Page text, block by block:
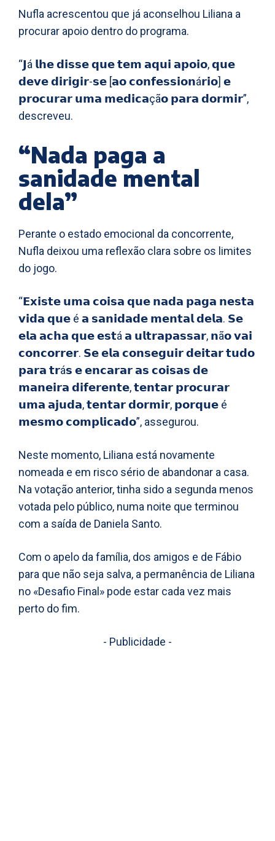
Nufla acrescentou que já aconselhou Liliana a
procurar apoio dentro do programa.
“𝗝á 𝗹𝗵𝗲 𝗱𝗶𝘀𝘀𝗲 𝗾𝘂𝗲 𝘁𝗲𝗺 𝗮𝗾𝘂𝗶 𝗮𝗽𝗼𝗶𝗼, 𝗾𝘂𝗲
𝗱𝗲𝘃𝗲 𝗱𝗶𝗿𝗶𝗴𝗶𝗿-𝘀𝗲 [𝗮𝗼 𝗰𝗼𝗻𝗳𝗲𝘀𝘀𝗶𝗼𝗻á𝗿𝗶𝗼] 𝗲
𝗽𝗿𝗼𝗰𝘂𝗿𝗮𝗿 𝘂𝗺𝗮 𝗺𝗲𝗱𝗶𝗰𝗮çã𝗼 𝗽𝗮𝗿𝗮 𝗱𝗼𝗿𝗺𝗶𝗿”,
descreveu.
“Nada paga a
sanidade mental
dela”
Perante o estado emocional da concorrente,
Nufla deixou uma reflexão clara sobre os limites
do jogo.
“𝗘𝘅𝗶𝘀𝘁𝗲 𝘂𝗺𝗮 𝗰𝗼𝗶𝘀𝗮 𝗾𝘂𝗲 𝗻𝗮𝗱𝗮 𝗽𝗮𝗴𝗮 𝗻𝗲𝘀𝘁𝗮
𝘃𝗶𝗱𝗮 𝗾𝘂𝗲 é 𝗮 𝘀𝗮𝗻𝗶𝗱𝗮𝗱𝗲 𝗺𝗲𝗻𝘁𝗮𝗹 𝗱𝗲𝗹𝗮. 𝗦𝗲
𝗲𝗹𝗮 𝗮𝗰𝗵𝗮 𝗾𝘂𝗲 𝗲𝘀𝘁á 𝗮 𝘂𝗹𝘁𝗿𝗮𝗽𝗮𝘀𝘀𝗮𝗿, 𝗻ã𝗼 𝘃𝗮𝗶
𝗰𝗼𝗻𝗰𝗼𝗿𝗿𝗲𝗿. 𝗦𝗲 𝗲𝗹𝗮 𝗰𝗼𝗻𝘀𝗲𝗴𝘂𝗶𝗿 𝗱𝗲𝗶𝘁𝗮𝗿 𝘁𝘂𝗱𝗼
𝗽𝗮𝗿𝗮 𝘁𝗿á𝘀 𝗲 𝗲𝗻𝗰𝗮𝗿𝗮𝗿 𝗮𝘀 𝗰𝗼𝗶𝘀𝗮𝘀 𝗱𝗲
𝗺𝗮𝗻𝗲𝗶𝗿𝗮 𝗱𝗶𝗳𝗲𝗿𝗲𝗻𝘁𝗲, 𝘁𝗲𝗻𝘁𝗮𝗿 𝗽𝗿𝗼𝗰𝘂𝗿𝗮𝗿
𝘂𝗺𝗮 𝗮𝗷𝘂𝗱𝗮, 𝘁𝗲𝗻𝘁𝗮𝗿 𝗱𝗼𝗿𝗺𝗶𝗿, 𝗽𝗼𝗿𝗾𝘂𝗲 é
𝗺𝗲𝘀𝗺𝗼 𝗰𝗼𝗺𝗽𝗹𝗶𝗰𝗮𝗱𝗼”, assegurou.
Neste momento, Liliana está novamente
nomeada e em risco sério de abandonar a casa.
Na votação anterior, tinha sido a segunda menos
votada pelo público, numa noite que terminou
com a saída de Daniela Santo.
Com o apelo da família, dos amigos e de Fábio
para que não seja salva, a permanência de Liliana
no «Desafio Final» pode estar cada vez mais
perto do fim.
- Publicidade -